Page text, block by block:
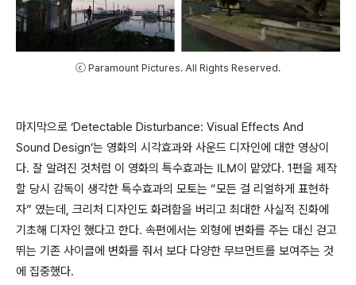
ⓒ Paramount Pictures. All Rights Reserved.
마지막으로 ‘Detectable Disturbance: Visual Effects And
Sound Design’는 영화의 시각효과와 사운드 디자인에 대한 영상이
다. 잘 알려진 것처럼 이 영화의 특수효과는 ILM이 맡았다. 1편을 제작
할 당시 감독이 생각한 특수효과의 모토는 “모든 걸 리얼하게 표현하
자” 였는데, 크리처 디자인도 화려함을 버리고 최대한 사실적 진화에
기초해 디자인 했다고 한다. 속편에서는 외형에 변화를 주는 대신 걷고
뛰는 기존 사이클에 변화를 줘서 보다 다양한 무브먼트를 보여주는 것
에 집중했다.